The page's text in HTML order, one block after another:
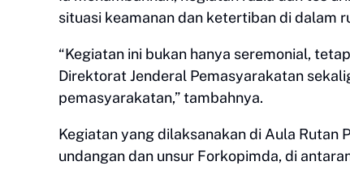
situasi keamanan dan ketertiban di dalam
“Kegiatan ini bukan hanya seremonial,
Direktorat Jenderal Pemasyarakatan
pemasyarakatan,” tambahnya.
Kegiatan yang dilaksanakan di Aula
undangan dan unsur Forkopimda, di